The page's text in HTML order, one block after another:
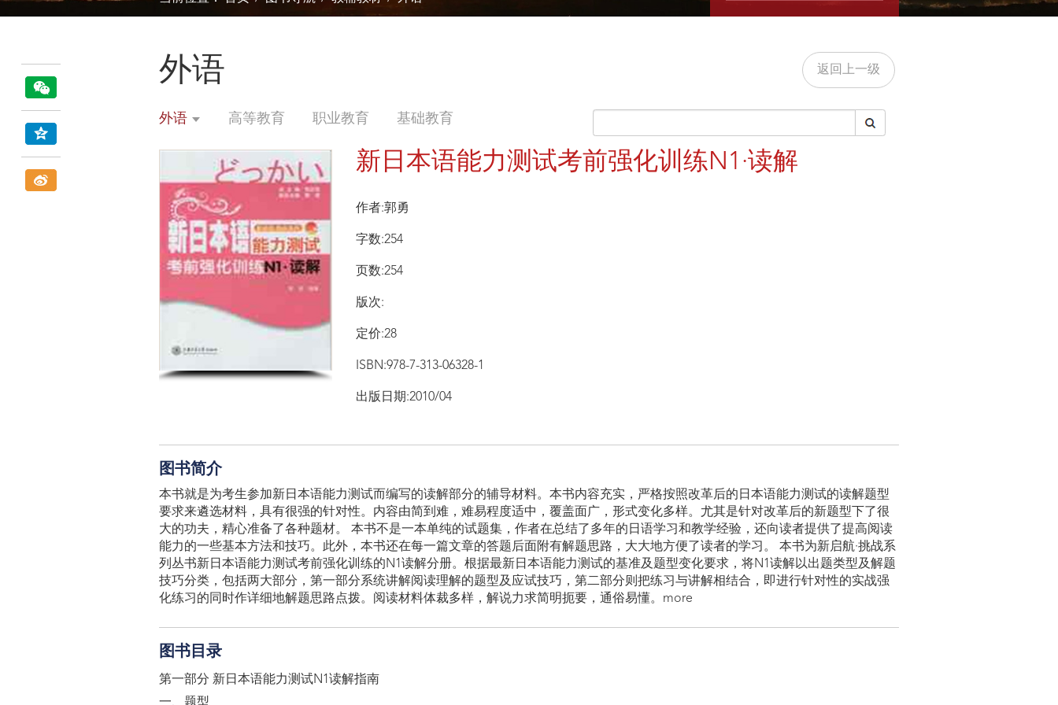
外语 返回上一级
外语 高等教育 职业教育 基础教育
新日本语能力测试考前强化训练N1·读解
作者:郭勇
字数:254
页数:254
版次:
定价:28
ISBN:978-7-313-06328-1
出版日期:2010/04
图书简介
本书就是为考生参加新日本语能力测试而编写的读解部分的辅导材料。本书内容充实，严格按照改革后的日本语能力测试的读解题型
要求来遴选材料，具有很强的针对性。内容由简到难，难易程度适中，覆盖面广，形式变化多样。尤其是针对改革后的新题型下了很
大的功夫，精心准备了各种题材。 本书不是一本单纯的试题集，作者在总结了多年的日语学习和教学经验，还向读者提供了提高阅读
能力的一些基本方法和技巧。此外，本书还在每一篇文章的答题后面附有解题思路，大大地方便了读者的学习。 本书为新启航·挑战系
列丛书新日本语能力测试考前强化训练的N1读解分册。根据最新日本语能力测试的基准及题型变化要求，将N1读解以出题类型及解题
技巧分类，包括两大部分，第一部分系统讲解阅读理解的题型及应试技巧，第二部分则把练习与讲解相结合，即进行针对性的实战强
化练习的同时作详细地解题思路点拨。阅读材料体裁多样，解说力求简明扼要，通俗易懂。more
图书目录
第一部分 新日本语能力测试N1读解指南